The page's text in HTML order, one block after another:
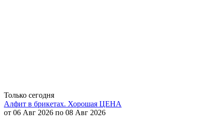
Только сегодня
Алфит в брикетах. Хорошая ЦЕНА
от 06 Авг 2026 по 08 Авг 2026